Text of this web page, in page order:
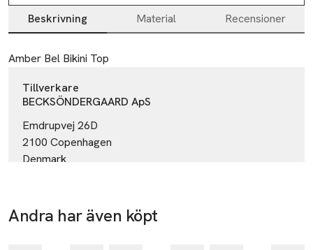
Beskrivning Material Recensioner
Beskrivning
Amber Bel Bikini Top
Tillverkare
BECKSÖNDERGAARD ApS
Emdrupvej 26D
2100 Copenhagen
Denmark
Mobilnummer
Andra har även köpt